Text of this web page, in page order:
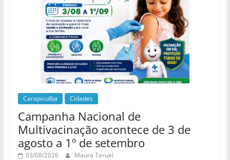
Carapicuíba Cidades
Campanha Nacional de
Multivacinação acontece de 3 de
agosto a 1º de setembro
03/08/2026 Maura Teruel